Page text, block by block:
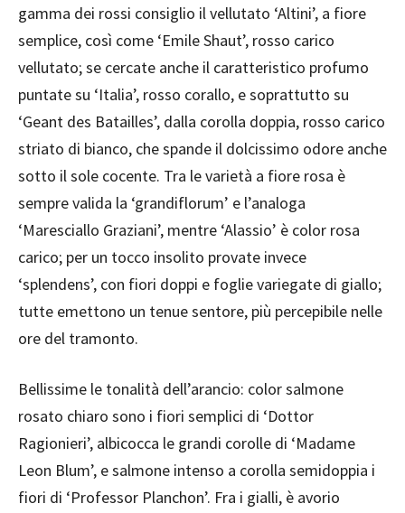
gamma dei rossi consiglio il vellutato ‘Altini’, a fiore
semplice, così come ‘Emile Shaut’, rosso carico
vellutato; se cercate anche il caratteristico profumo
puntate su ‘Italia’, rosso corallo, e soprattutto su
‘Geant des Batailles’, dalla corolla doppia, rosso carico
striato di bianco, che spande il dolcissimo odore anche
sotto il sole cocente. Tra le varietà a fiore rosa è
sempre valida la ‘grandiflorum’ e l’analoga
‘Maresciallo Graziani’, mentre ‘Alassio’ è color rosa
carico; per un tocco insolito provate invece
‘splendens’, con fiori doppi e foglie variegate di giallo;
tutte emettono un tenue sentore, più percepibile nelle
ore del tramonto.
Bellissime le tonalità dell’arancio: color salmone
rosato chiaro sono i fiori semplici di ‘Dottor
Ragionieri’, albicocca le grandi corolle di ‘Madame
Leon Blum’, e salmone intenso a corolla semidoppia i
fiori di ‘Professor Planchon’. Fra i gialli, è avorio